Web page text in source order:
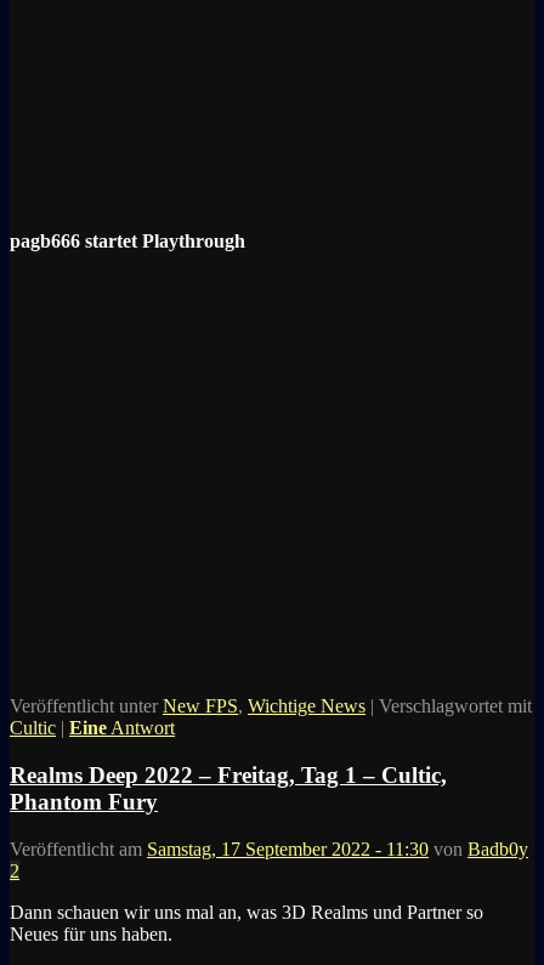
pagb666 startet Playthrough
Veröffentlicht unter New FPS, Wichtige News | Verschlagwortet mit
Cultic | EineAntwort
Realms Deep 2022 – Freitag, Tag 1 – Cultic,
Phantom Fury
Veröffentlicht am Samstag, 17 September 2022 - 11:30 von Badb0y
2
Dann schauen wir uns mal an, was 3D Realms und Partner so
Neues für uns haben.